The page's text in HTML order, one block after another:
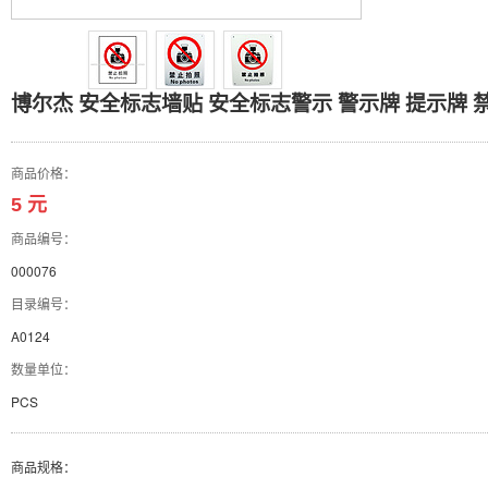
博尔杰 安全标志墙贴 安全标志警示 警示牌 提示牌
商品价格：
5 元
商品编号：
000076
目录编号：
A0124
数量单位：
PCS
商品规格：